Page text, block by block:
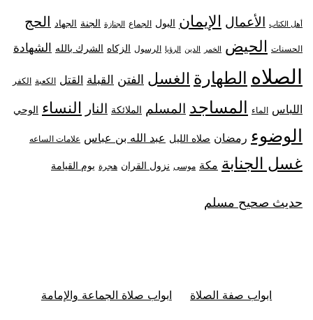
أهل الكتاب الأعمال الإيمان البول الجماع الجنازة الجنة الجهاد الحج
الحسنات الحيض الخمر الدين الرؤيا الرسول الزكاه الشرك بالله الشهادة
الصلاه الطهارة الغسل الفتن القبلة القتل الكعبة الكفر
اللباس الماء المساجد المسلم الملائكة النار النساء الوحي
الوضوء رمضان صلاه الليل عبد الله بن عباس علامات الساعه
غسل الجنابة مكة موسى نزول القران هجرة يوم القيامة
حديث صحيح مسلم
ابواب صفة الصلاة ابواب صلاة الجماعة والإمامة